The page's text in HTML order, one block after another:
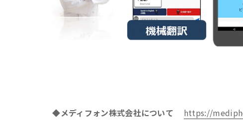
◆メディフォン株式会社について https://